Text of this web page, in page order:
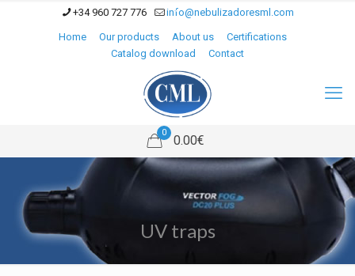
+34 960 727 776 info@nebulizadoresml.com
Home Our products About us
Certifications
Catalog download
Contact
0
0.00€
UV traps